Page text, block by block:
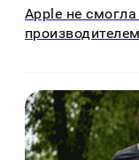
Apple не